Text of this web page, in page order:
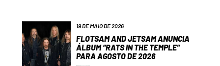
19 DE MAIO DE 2026
FLOTSAM AND JETSAM ANUNCIA
ÁLBUM “RATS IN THE TEMPLE”
PARA AGOSTO DE 2026